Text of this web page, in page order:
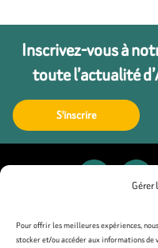
Gérer
Pour offrir les meilleures expériences,
stocker et/ou accéder aux informations de
Inscrivez-vous à
toute l’actualité
S'inscrire